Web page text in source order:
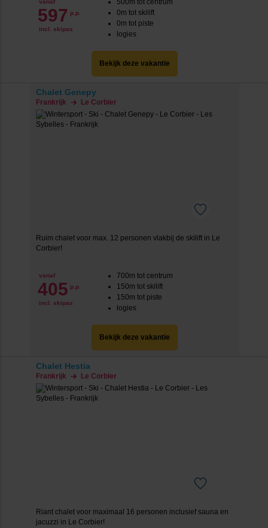
vanaf
597 p.p.
incl. skipas
500m tot centrum
0m tot skilift
0m tot piste
logies
Bekijk deze vakantie
Chalet Genepy
Frankrijk Le Corbier
Ruim chalet voor max. 12 personen vlakbij de skilift in Le
Corbier!
vanaf
405 p.p.
incl. skipas
700m tot centrum
150m tot skilift
150m tot piste
logies
Bekijk deze vakantie
Chalet Hestia
Frankrijk Le Corbier
Riant chalet voor maximaal 16 personen inclusief sauna en
jacuzzi in Le Corbier!